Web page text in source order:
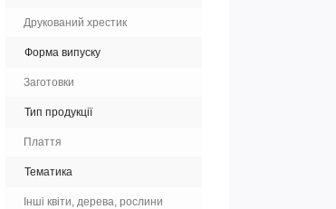
Друкований хрестик
Форма випуску
Заготовки
Тип продукції
Плаття
Тематика
Інші квіти, дерева, рослини